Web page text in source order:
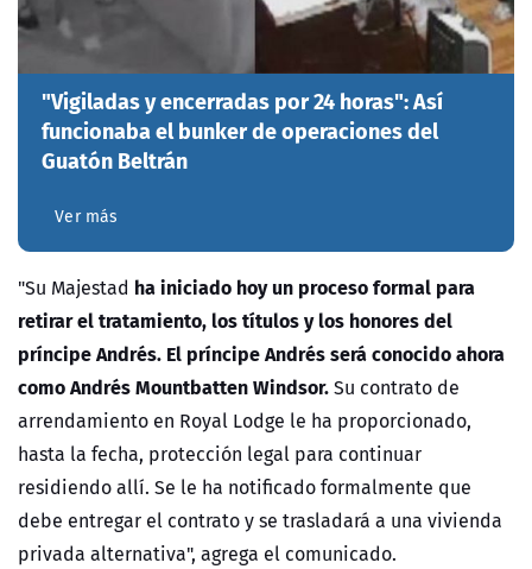
"Vigiladas y encerradas por 24 horas": Así
funcionaba el bunker de operaciones del
Guatón Beltrán
Ver más
"Su Majestad ha iniciado hoy un proceso formal para
retirar el tratamiento, los títulos y los honores del
príncipe Andrés. El príncipe Andrés será conocido ahora
como Andrés Mountbatten Windsor.Su contrato de
arrendamiento en Royal Lodge le ha proporcionado,
hasta la fecha, protección legal para continuar
residiendo allí. Se le ha notificado formalmente que
debe entregar el contrato y se trasladará a una vivienda
privada alternativa", agrega el comunicado.